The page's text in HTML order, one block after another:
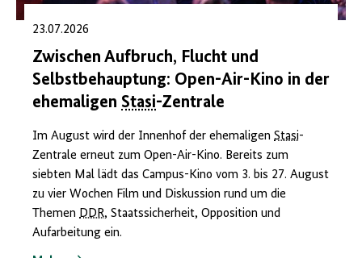
23.07.2026
Zwischen Aufbruch, Flucht und
Selbstbehauptung: Open-Air-Kino in der
ehemaligen Stasi-Zentrale
Im August wird der Innenhof der ehemaligen Stasi-
Zentrale erneut zum Open-Air-Kino. Bereits zum
siebten Mal lädt das Campus-Kino vom 3. bis 27. August
zu vier Wochen Film und Diskussion rund um die
Themen DDR, Staatssicherheit, Opposition und
Aufarbeitung ein.